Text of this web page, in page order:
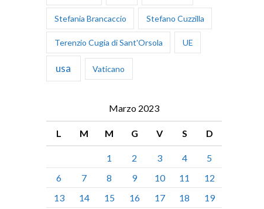
Stefania Brancaccio Stefano Cuzzilla
Terenzio Cugia di Sant'Orsola UE
usa Vaticano
Marzo 2023
L M M G V S D
1 2 3 4
5
6
7 8 9 10 11
12
13
14 15 16 17 18
19